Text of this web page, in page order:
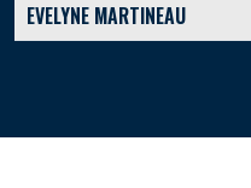
EVELYNE MARTINEAU